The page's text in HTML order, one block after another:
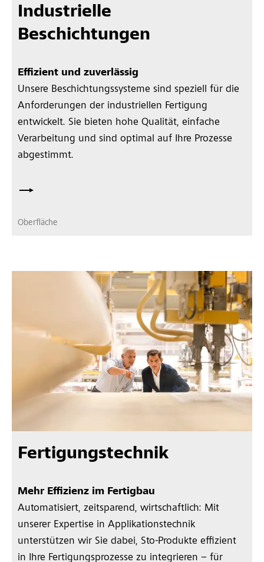
Industrielle
Beschichtungen
Effizient und zuverlässig
Unsere Beschichtungssysteme sind speziell für die
Anforderungen der industriellen Fertigung
entwickelt. Sie bieten hohe Qualität, einfache
Verarbeitung und sind optimal auf Ihre Prozesse
abgestimmt.
Oberfläche
Fertigungstechnik
Mehr Effizienz im Fertigbau
Automatisiert, zeitsparend, wirtschaftlich: Mit
unserer Expertise in Applikationstechnik
unterstützen wir Sie dabei, Sto-Produkte effizient
in Ihre Fertigungsprozesse zu integrieren – für